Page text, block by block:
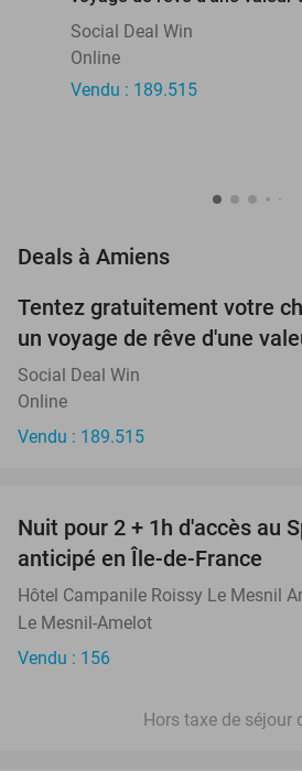
Social Deal Win
Online
Vendu : 189.515
Deals à Amiens
Tentez gratuitement votre
un voyage de rêve d'une
Social Deal Win
Online
Vendu : 189.515
Nuit pour 2 + 1h d'accès au
anticipé en Île-de-France
Hôtel Campanile Roissy Le Mesnil
Le Mesnil-Amelot
Vendu : 156
Hors taxe de séjour